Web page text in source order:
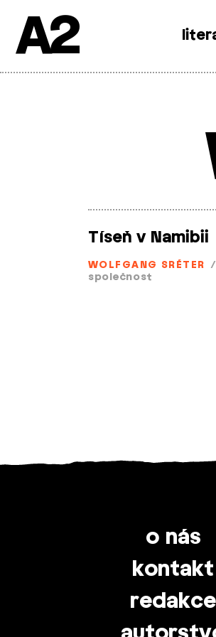
SkipA2
Tíseň v Namibii
WOLFGANG SRÉTER /
společnost
o nás
kontakt
redakce